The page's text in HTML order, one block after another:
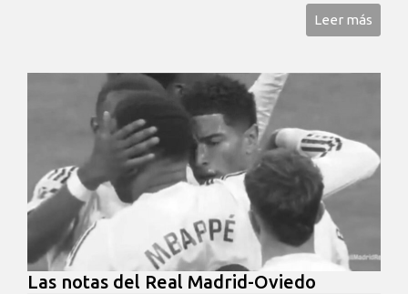
Leer más
Las notas del Real Madrid-Oviedo